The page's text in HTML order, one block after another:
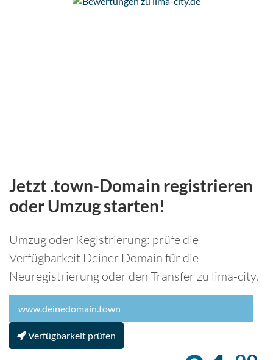
Jetzt .town-Domain registrieren
oder Umzug starten!
Umzug oder Registrierung: prüfe die
Verfügbarkeit Deiner Domain für die
Neuregistrierung oder den Transfer zu lima-city.
Verfügbarkeit prüfen